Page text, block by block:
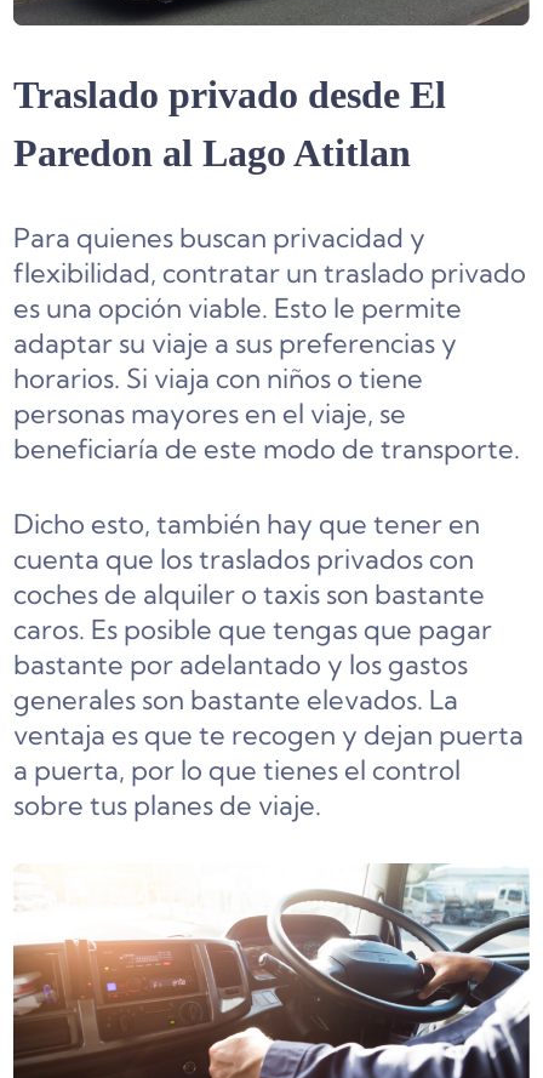
Traslado privado desde El
Paredon al Lago Atitlan
Para quienes buscan privacidad y
flexibilidad, contratar un traslado privado
es una opción viable. Esto le permite
adaptar su viaje a sus preferencias y
horarios. Si viaja con niños o tiene
personas mayores en el viaje, se
beneficiaría de este modo de transporte.
Dicho esto, también hay que tener en
cuenta que los traslados privados con
coches de alquiler o taxis son bastante
caros. Es posible que tengas que pagar
bastante por adelantado y los gastos
generales son bastante elevados. La
ventaja es que te recogen y dejan puerta
a puerta, por lo que tienes el control
sobre tus planes de viaje.